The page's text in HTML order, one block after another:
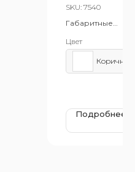
SKU: 7540
Габаритные
960x1970 мм
группа: от 14 лет
Цвет
Подробнее